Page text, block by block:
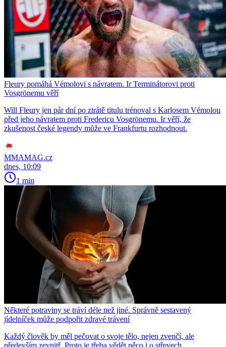
Fleury pomáhá Vémolovi s návratem. Ir Terminátorovi proti
Vosgrönemu věří
Will Fleury jen pár dní po ztrátě titulu trénoval s Karlosem Vémolou
před jeho návratem proti Fredericu Vosgrönemu. Ir věří, že
zkušenost české legendy může ve Frankfurtu rozhodnout.
MMAMAG.cz
dnes, 10:09
1 min
Některé potraviny se tráví déle než jiné. Správně sestavený
jídelníček může podpořit zdravé trávení
Každý člověk by měl pečovat o svoje tělo, nejen zvenčí, ale
především zevnitř. Proto je třeba vědět něco i o střevech.